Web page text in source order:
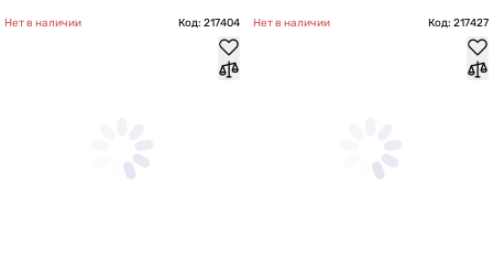
Нет в наличии Код: 217404 Нет в наличии Код: 217427